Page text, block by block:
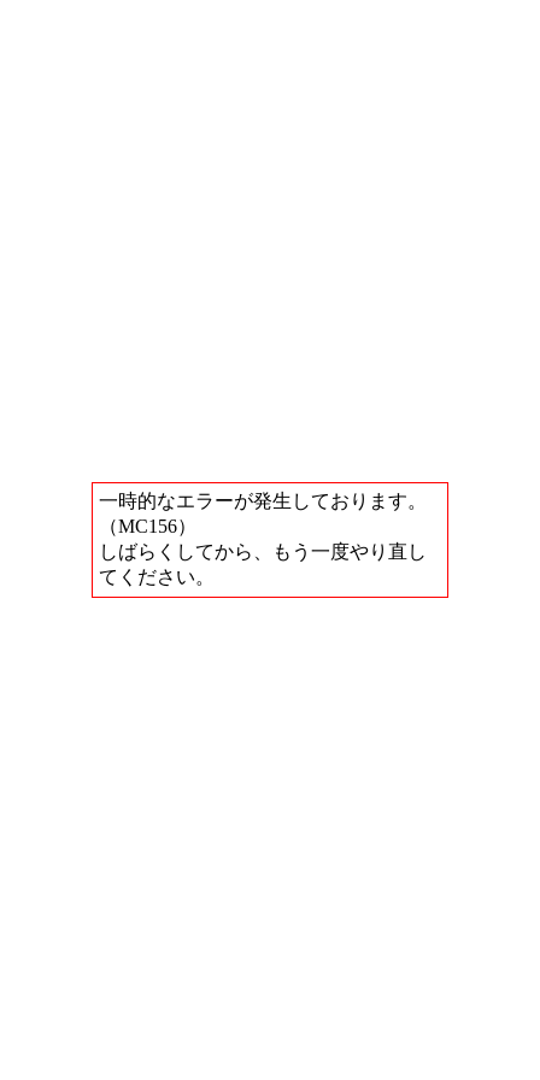
一時的なエラーが発生しております。
（MC156）
しばらくしてから、もう一度やり直し
てください。